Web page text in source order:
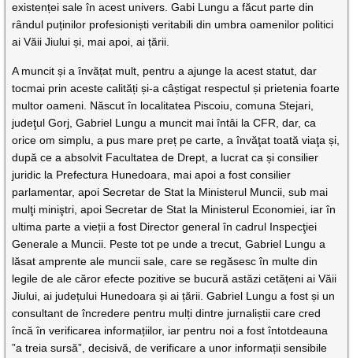
existenței sale în acest univers. Gabi Lungu a făcut parte din
rândul puținilor profesioniști veritabili din umbra oamenilor politici
ai Văii Jiului și, mai apoi, ai țării.
A muncit și a învățat mult, pentru a ajunge la acest statut, dar
tocmai prin aceste calități și-a câștigat respectul și prietenia foarte
multor oameni. Născut în localitatea Piscoiu, comuna Stejari,
judeţul Gorj, Gabriel Lungu a muncit mai întâi la CFR, dar, ca
orice om simplu, a pus mare preț pe carte, a învăţat toată viaţa și,
după ce a absolvit Facultatea de Drept, a lucrat ca și consilier
juridic la Prefectura Hunedoara, mai apoi a fost consilier
parlamentar, apoi Secretar de Stat la Ministerul Muncii, sub mai
mulţi miniştri, apoi Secretar de Stat la Ministerul Economiei, iar în
ultima parte a vieții a fost Director general în cadrul Inspecţiei
Generale a Muncii. Peste tot pe unde a trecut, Gabriel Lungu a
lăsat amprente ale muncii sale, care se regăsesc în multe din
legile de ale căror efecte pozitive se bucură astăzi cetățeni ai Văii
Jiului, ai județului Hunedoara și ai țării. Gabriel Lungu a fost și un
consultant de încredere pentru mulți dintre jurnaliștii care cred
încă în verificarea informațiilor, iar pentru noi a fost întotdeauna
”a treia sursă”, decisivă, de verificare a unor informații sensibile